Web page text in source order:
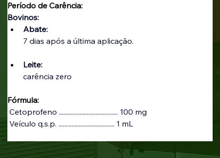
Período de Carência:
Bovinos:
Abate:
7 dias após a última aplicação.
Leite:
carência zero
Fórmula:
Cetoprofeno ........................................ 100 mg
Veículo q.s.p. ...................................... 1 mL